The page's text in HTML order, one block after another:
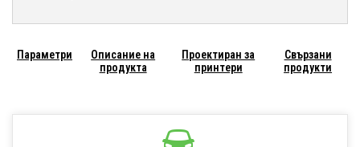
Параметри
Описание на
продукта
Проектиран за
принтери
Свързани
продукти